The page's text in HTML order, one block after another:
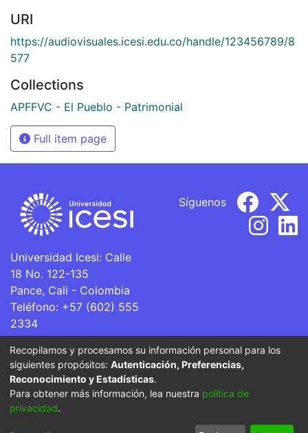
URI
https://audiovisuales.icesi.edu.co/handle/123456789/8
577
Collections
APFFVC - El Pueblo - Patrimonial
Full item page
Universidad Icesi: Calle
18 No. 122-135
Pance, Cali - Colombia
Teléfono: +57 (602) 555
2334
ventanillaunica@icesi.edu.co
Síguenos
La Universidad Icesi es una Institución de Educación
Superior que se encuentra sujeta a inspección y vigilancia
por parte del Ministerio de Educación Nacional.
Recopilamos y procesamos su información personal para los
siguientes propósitos: Autenticación, Preferencias,
Reconocimiento y Estadísticas.
Para obtener más información, lea nuestra política de
privacidad.